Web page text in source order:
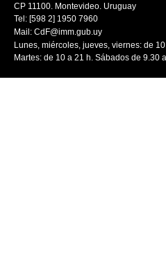
CP 11100. Montevideo. Uruguay
Tel: [598 2] 1950 7960
Mail: CdF@imm.gub.uy
Lunes, miércoles, jueves, viernes: de
Martes: de 10 a 21 h. Sábados de 9.30